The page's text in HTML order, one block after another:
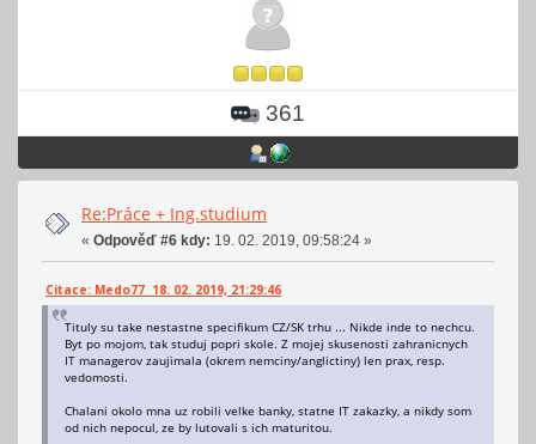
361
Re:Práce + Ing.studium
« Odpověď #6 kdy: 19. 02. 2019, 09:58:24 »
Citace: Medo77 18. 02. 2019, 21:29:46
Tituly su take nestastne specifikum CZ/SK trhu ... Nikde inde to nechcu.
Byt po mojom, tak studuj popri skole. Z mojej skusenosti zahranicnych
IT managerov zaujimala (okrem nemciny/anglictiny) len prax, resp.
vedomosti.
Chalani okolo mna uz robili velke banky, statne IT zakazky, a nikdy som
od nich nepocul, ze by lutovali s ich maturitou.